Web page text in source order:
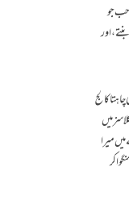
جو
کالج
میں
میرا
کر